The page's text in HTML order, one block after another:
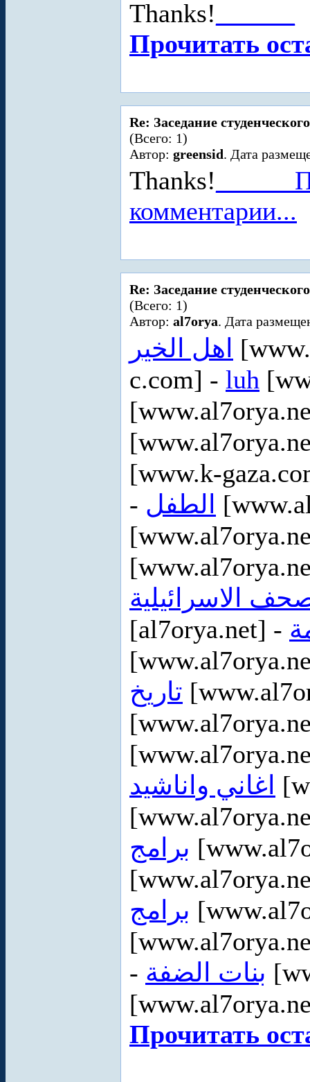
Thanks!
Прочитать
Re: Заседание
(Всего: 1)
Автор: greensid. Дата
Thanks!
комментарии...
Re: Заседание
(Всего: 1)
Автор: al7orya. Дата
اهل الخير
c.com] - luh
[www.k-
- الطفل
الاسرائيلية
[al7orya.net] -
تاريخ
اغاني واناشيد
برامج
برامج
- بنات الضفة
Прочитать